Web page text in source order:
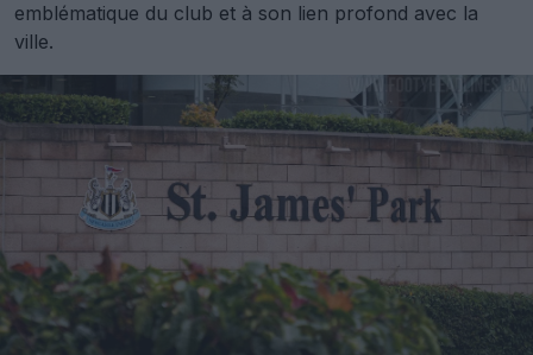
emblématique du club et à son lien profond avec la
ville.